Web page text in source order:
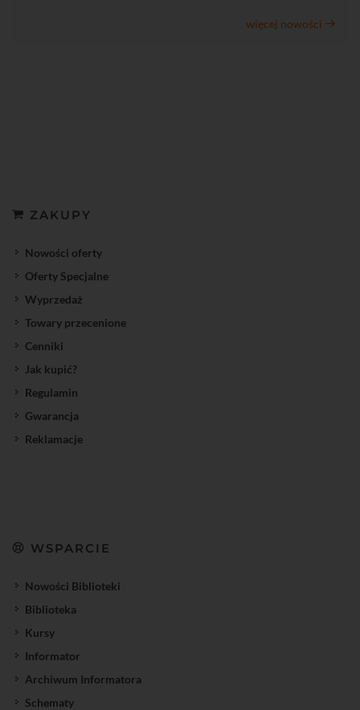
więcej nowości
ZAKUPY
Nowości oferty
Oferty Specjalne
Wyprzedaż
Towary przecenione
Cenniki
Jak kupić?
Regulamin
Gwarancja
Reklamacje
WSPARCIE
Nowości Biblioteki
Biblioteka
Kursy
Informator
Archiwum Informatora
Schematy